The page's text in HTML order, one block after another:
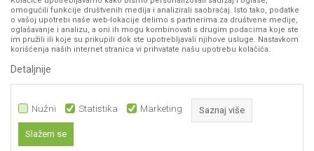
Pravo na odustajanje
Reklamacije
Zamena artikala
VIBER I SMS NEWSLETTER
Prijavite se
PRATITE NAS
omogućili funkcije društvenih medija i analizirali saobraćaj. Isto tako, podatke
o vašoj upotrebi naše web-lokacije delimo s partnerima za društvene medije,
oglašavanje i analizu, a oni ih mogu kombinovati s drugim podacima koje ste
im pružili ili koje su prikupili dok ste upotrebljavali njihove usluge. Nastavkom
korišćenja naših internet stranica vi prihvatate našu upotrebu kolačića.
Detaljnije
Nužni Statistika Marketing Saznaj više
Slažem se